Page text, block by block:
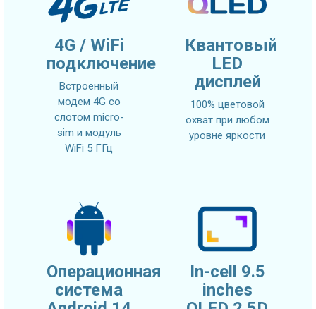
4G / WiFi
подключение
Встроенный
модем 4G со
слотом micro-
sim и модуль
WiFi 5 ГГц
Квантовый
LED
дисплей
100% цветовой
охват при любом
уровне яркости
Операционная
система
In-cell 9.5
inches